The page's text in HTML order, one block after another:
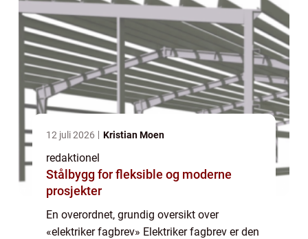
12 juli 2026 Kristian Moen
redaktionel
Stålbygg for fleksible og moderne
prosjekter
En overordnet, grundig oversikt over
«elektriker fagbrev» Elektriker fagbrev er den